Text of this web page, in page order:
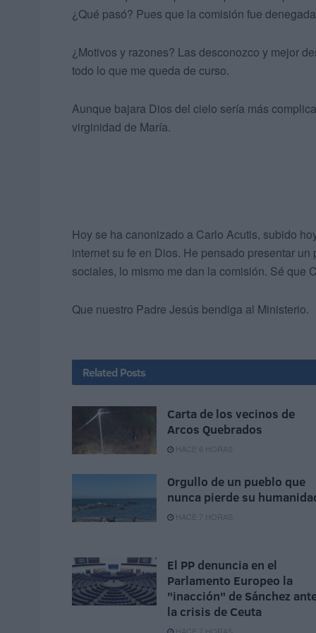
¿Qué pasó? Pues que la comisión fue
¿Motivos y razones? Las desconozco y mejor
todo lo que me queda de curso.
Aunque bajara Dios del cielo sería más
virginidad de María.
Hoy se ha canonizado a Carlo Acutis, subido
internet su fe en Dios. He pensado presentar
sociales, lo mismo me dan la comisión. Sé que
Que nuestro Padre Jesús bendiga al Ministerio.
Related Posts
Carta de los vecinos de
Arcos Quebrados
HACE 6 HORAS
Orgullo de un pueblo que
nunca pierde su
HACE 7 HORAS
El PP denuncia en el
Parlamento Europeo la
"inacción" de Sánchez
la crisis de Ceuta